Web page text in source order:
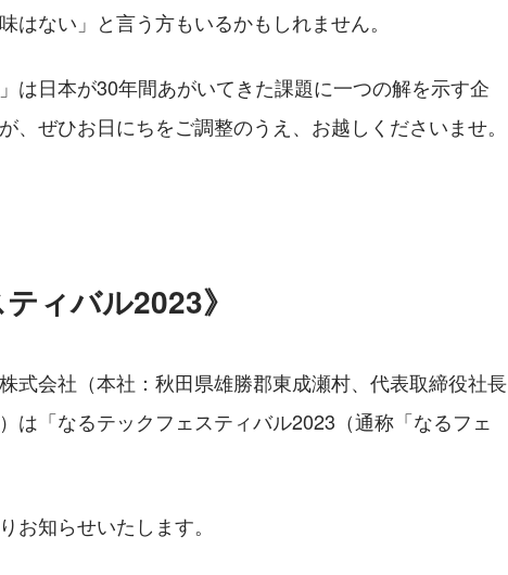
はない」と言う方もいるかもしれません。
は日本が30年間あがいてきた課題に一つの解を示す企
、ぜひお日にちをご調整のうえ、お越しくださいませ。
ィバル2023》
式会社（本社：秋田県雄勝郡東成瀬村、代表取締役社長
は「なるテックフェスティバル2023（通称「なるフェ
お知らせいたします。